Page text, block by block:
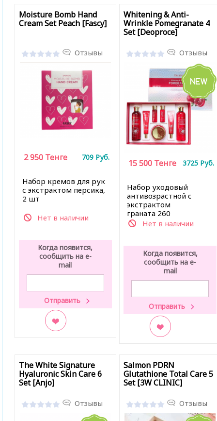
Moisture Bomb Hand
Cream Set Peach [Fascy]
Отзывы
Набор кремов для рук
с экстрактом персика,
2 шт
Нет в наличии
2 950 Тенге 709 Руб.
Когда появится,
сообщить на e-
mail
Whitening & Anti-
Wrinkle Pomegranate 4
Set [Deoproce]
Отзывы
Набор уходовый
антивозрастной c
экстрактом
граната 260
мл*2шт/100
Нет в наличии
15 500 Тенге 3725 Руб.
Когда появится,
сообщить на e-
mail
The White Signature
Hyaluronic Skin Care 6
Set [Anjo]
Отзывы
Salmon PDRN
Glutathione Total Care 5
Set [3W CLINIC]
Отзывы